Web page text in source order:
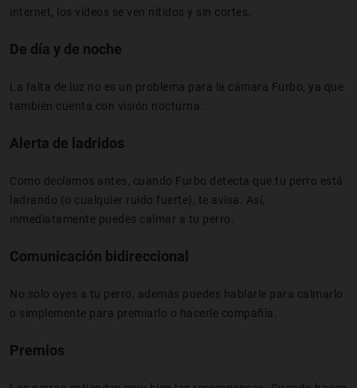
internet, los vídeos se ven nítidos y sin cortes.
De día y de noche
La falta de luz no es un problema para la cámara Furbo, ya que
también cuenta con visión nocturna.
Alerta de ladridos
Como decíamos antes, cuando Furbo detecta que tu perro está
ladrando (o cualquier ruido fuerte), te avisa. Así,
inmediatamente puedes calmar a tu perro.
Comunicación bidireccional
No solo oyes a tu perro, además puedes hablarle para calmarlo
o simplemente para premiarlo o hacerle compañía.
Premios